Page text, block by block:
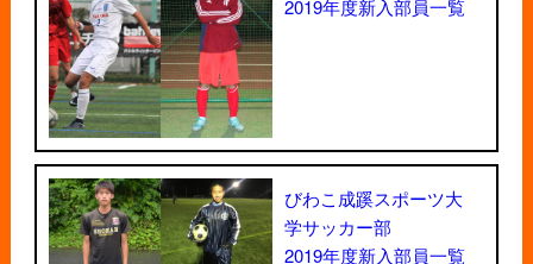
2019年度新入部員一覧
びわこ成蹊スポーツ大
学サッカー部
2019年度新入部員一覧